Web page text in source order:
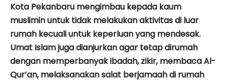
Kota Pekanbaru mengimbau kepada kaum
muslimin untuk tidak melakukan aktivitas di luar
rumah kecuali untuk keperluan yang mendesak.
Umat Islam juga dianjurkan agar tetap dirumah
dengan memperbanyak ibadah, zikir, membaca Al-
Qur’an, melaksanakan salat berjamaah di rumah